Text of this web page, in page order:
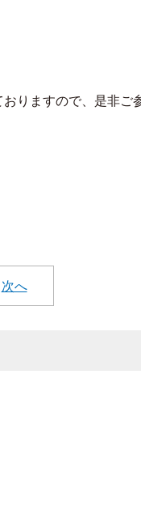
りますので、是非ご
次へ